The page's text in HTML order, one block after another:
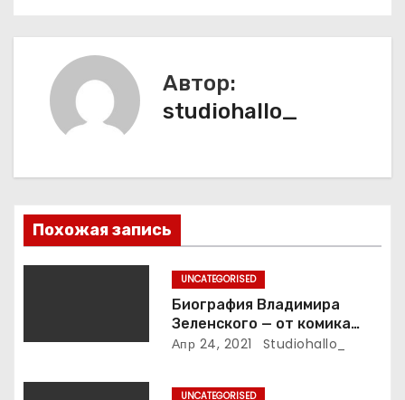
я
п
и
я
м
Автор:
studiohallo_
Похожая запись
UNCATEGORISED
Биография Владимира
Зеленского — от комика
студии «Квартал 95» до
Апр 24, 2021 Studiohallo_
UNCATEGORISED